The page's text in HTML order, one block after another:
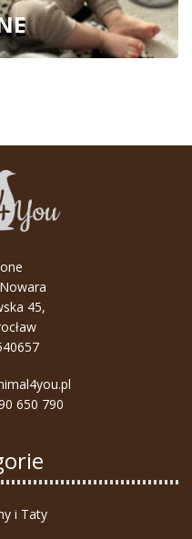
45,
650 790
i Taty